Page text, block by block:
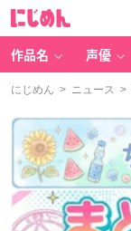
作品名 声優
にじめん > ニュース >